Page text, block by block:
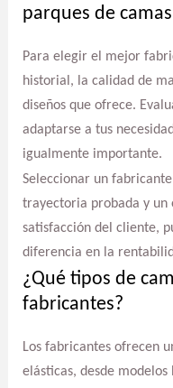
parques de
Para elegir el mejor
historial, la calidad de
diseños que ofrece.
adaptarse a tus
igualmente importante.
Seleccionar un
trayectoria probada y un
satisfacción del cliente,
diferencia en la
¿Qué tipos de
fabricantes?
Los fabricantes ofrecen
elásticas, desde modelos